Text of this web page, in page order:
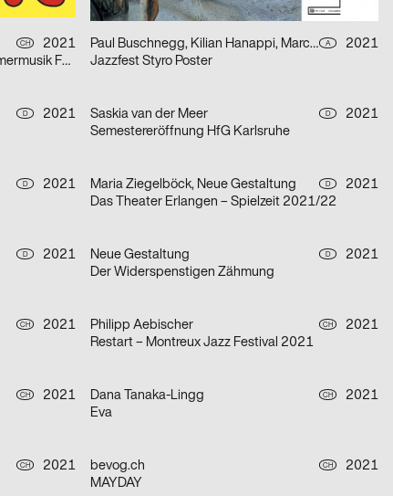
CH
2021
»Diáspora Sefardí« – Mizmorim Kammermusik Festival
Paul Buschnegg, Kilian Hanappi, Marcus Wagner A
2021
Jazzfest Styro Poster
D
2021
Saskia van der Meer D
2021
Semestereröffnung HfG Karlsruhe
D
2021
Maria Ziegelböck, Neue Gestaltung D
2021
Das Theater Erlangen – Spielzeit 2021/22
D
2021
Neue Gestaltung D
2021
Der Widerspenstigen Zähmung
CH
2021
Philipp Aebischer CH
2021
Restart – Montreux Jazz Festival 2021
CH
2021
Dana Tanaka-Lingg CH
2021
Eva
CH
2021
bevog.ch CH
2021
MAYDAY